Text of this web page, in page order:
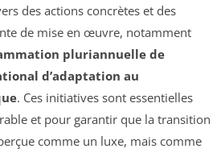
des actions concrètes et des
de mise en œuvre, notamment
pluriannuelle de
d’adaptation au
. Ces initiatives sont essentielles
et pour garantir que la transition
comme un luxe, mais comme